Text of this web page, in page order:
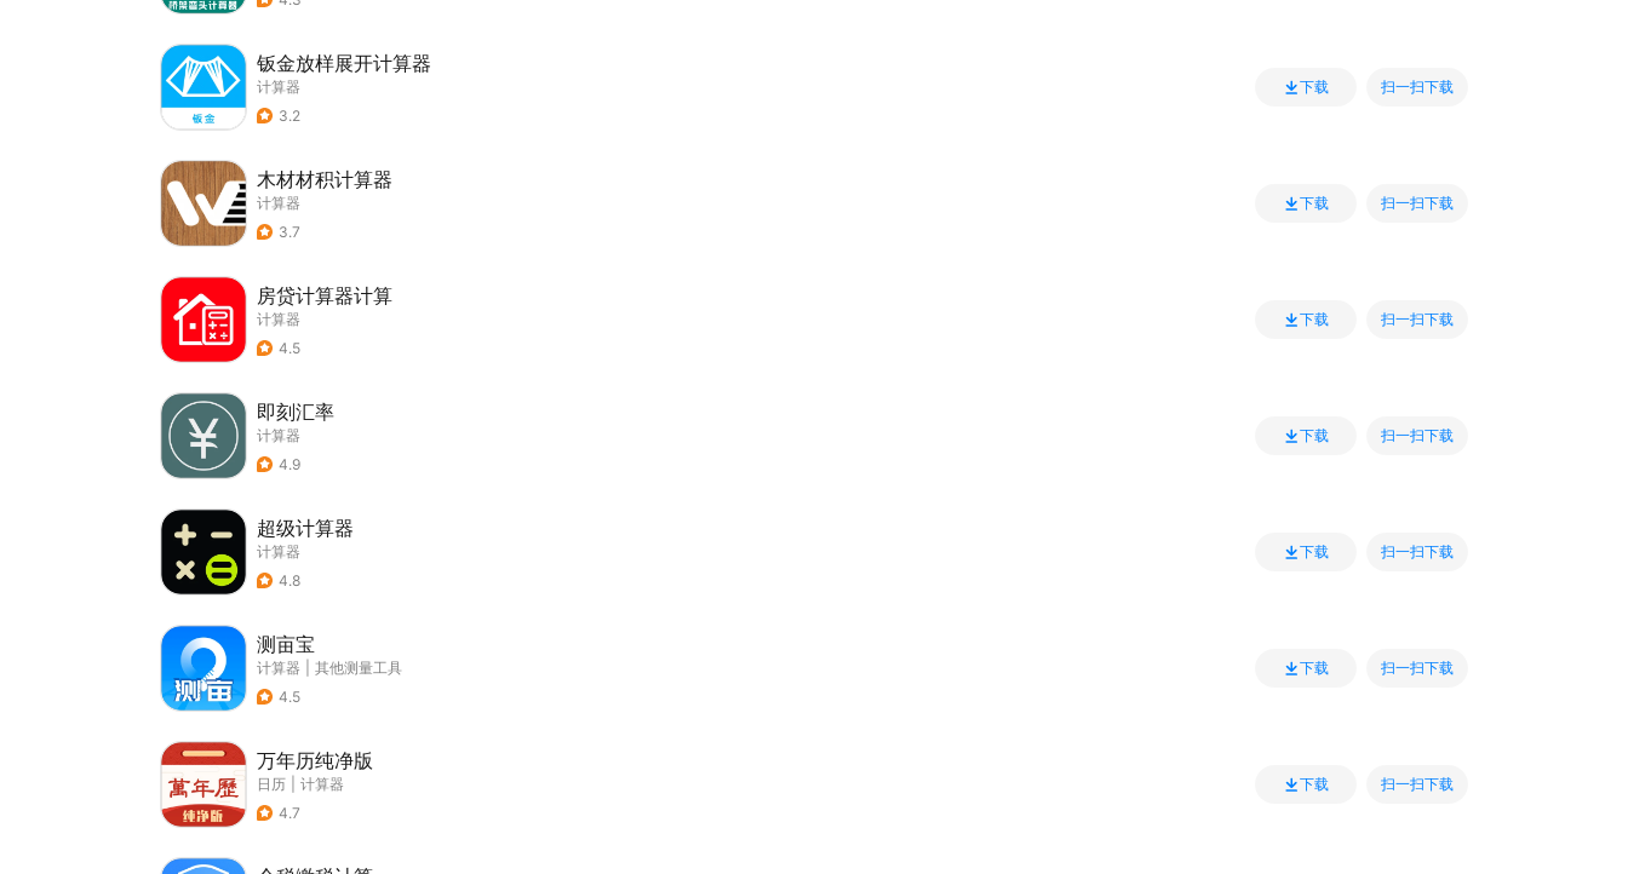
钣金放样展开计算器
计算器
3.2
下载 扫一扫下载
木材材积计算器
计算器
3.7
下载 扫一扫下载
房贷计算器计算
计算器
4.5
下载 扫一扫下载
即刻汇率
计算器
4.9
下载 扫一扫下载
超级计算器
计算器
4.8
下载 扫一扫下载
测亩宝
计算器
其他测量工具
4.5
下载 扫一扫下载
万年历纯净版
日历
计算器
4.7
下载 扫一扫下载